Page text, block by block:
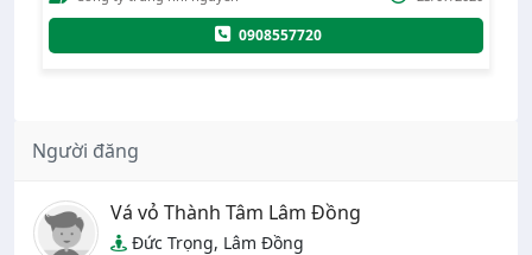
Người đăng
Vá vỏ Thành Tâm Lâm Đồng
Đức Trọng, Lâm Đồng